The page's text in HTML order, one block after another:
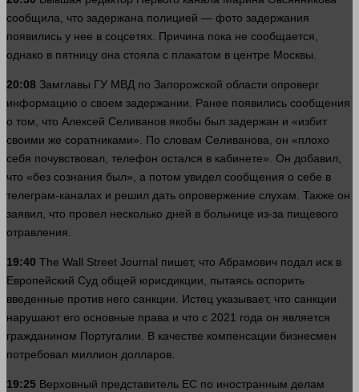
сообщила, что задержана полицией — фото задержания
появились у нее в соцсетях. Причина пока не сообщается,
однако в пятницу она стояла с плакатом в центре Москвы.
20:08 Замглавы ГУ МВД по Запорожской области опроверг
информацию о своем задержании. Ранее появились сообщения
о том, что Алексей Селиванов якобы был задержан и «избит
своими же соратниками». По словам Селиванова, он «плохо
себя почувствовал, телефон остался в кабинете». Он добавил,
что «без сознания был», а потом увидел сообщения о себе в
телеграм-каналах и решил дать опровержение слухам. Также он
заявил, что провел несколько дней в больнице из-за пищевого
отравления.
19:40 The Wall Street Journal пишет, что Абрамович подал иск в
Европейский Суд общей юрисдикции, пытаясь оспорить
введенные против него санкции. Истец указывает, что санкции
нарушают его основные права и что с 2021 года он является
гражданином Португалии. В качестве компенсации бизнесмен
потребовал миллион долларов
19:25 Верховный представитель ЕС по иностранным делам